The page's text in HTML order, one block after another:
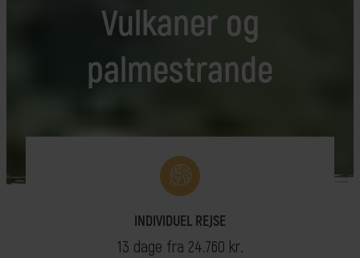
Vulkaner og
palmestrande
INDIVIDUEL REJSE
13 dage fra 24.760 kr.